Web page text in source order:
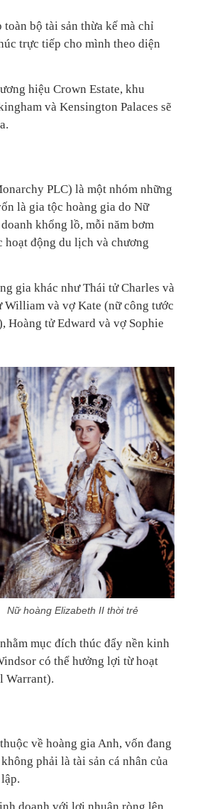
bộ tài sản thừa kế mà chỉ
trực tiếp cho mình theo diện
hiệu Crown Estate, khu
và Kensington Palaces sẽ
PLC) là một nhóm những
là gia tộc hoàng gia do Nữ
khổng lồ, mỗi năm bơm
hoạt động du lịch và chương
gia khác như Thái tử Charles và
và vợ Kate (nữ công tước
Hoàng tử Edward và vợ Sophie
Nữ hoàng Elizabeth II thời trẻ
mục đích thúc đẩy nền kinh
có thể hưởng lợi từ hoạt
Warrant).
về hoàng gia Anh, vốn đang
phải là tài sản cá nhân của